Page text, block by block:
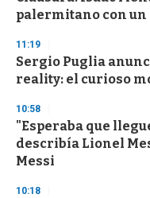
palermitano con un
11:19
Sergio Puglia
reality: el curioso
10:58
"Esperaba que
describía Lionel
Messi
10:18